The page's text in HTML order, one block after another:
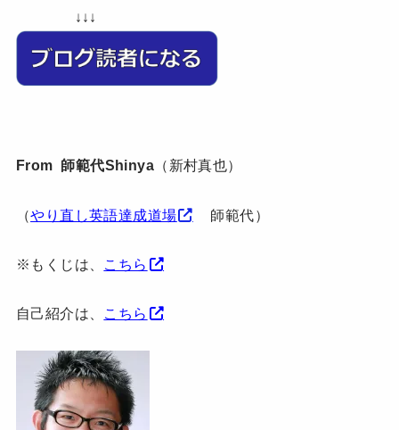
↓↓↓
From 師範代Shinya （新村真也）
（やり直し英語達成道場 師範代）
※もくじは、 こちら
自己紹介は、 こちら